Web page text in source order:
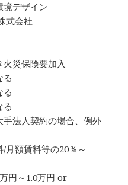
デザイン
会社
保険要加入
人契約の場合、例外
額賃料等の20％～
円～1.0万円 or